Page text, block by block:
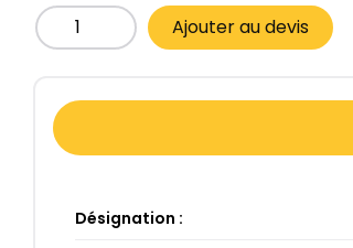
Ajouter au devis
Désignation :